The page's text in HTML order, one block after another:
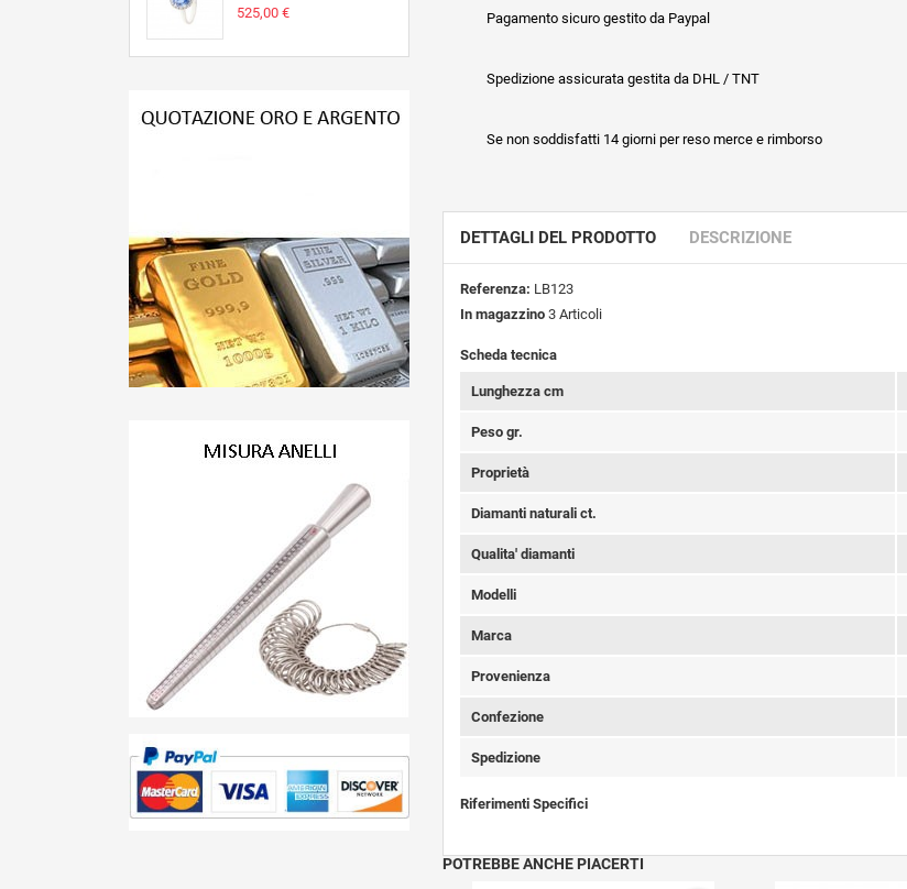
525,00 €
Pagamento sicuro gestito da Paypal
Spedizione assicurata gestita da DHL / TNT
Se non soddisfatti 14 giorni per reso merce e rimborso
DETTAGLI DEL PRODOTTO DESCRIZIONE
Referenza: LB123
In magazzino 3 Articoli
Scheda tecnica
Lunghezza cm
Peso gr.
Proprietà
Diamanti naturali ct.
Qualita' diamanti
Modelli
Marca
Provenienza
Confezione
Spedizione
Riferimenti Specifici
POTREBBE ANCHE PIACERTI